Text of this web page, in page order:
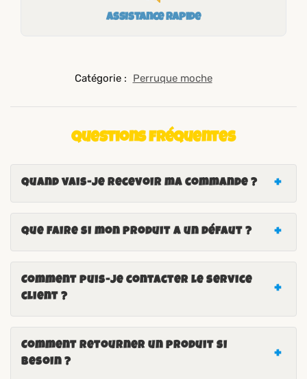
Assistance rapide
Catégorie : Perruque moche
Questions fréquentes
Quand vais-je recevoir ma commande ?
Que faire si mon produit a un défaut ?
Comment puis-je contacter le service
client ?
Comment retourner un produit si
besoin ?